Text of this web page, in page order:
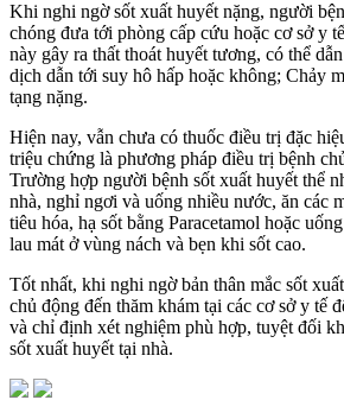
Khi nghi ngờ sốt xuất huyết nặng, người
chóng đưa tới phòng cấp cứu hoặc cơ sở y
này gây ra thất thoát huyết tương, có thể
dịch dẫn tới suy hô hấp hoặc không; Chảy
tạng nặng.
Hiện nay, vẫn chưa có thuốc điều trị đặc
triệu chứng là phương pháp điều trị bệnh
Trường hợp người bệnh sốt xuất huyết thể
nhà, nghỉ ngơi và uống nhiều nước, ăn các
tiêu hóa, hạ sốt bằng Paracetamol hoặc
lau mát ở vùng nách và bẹn khi sốt cao.
Tốt nhất, khi nghi ngờ bản thân mắc sốt
chủ động đến thăm khám tại các cơ sở y tế
và chỉ định xét nghiệm phù hợp, tuyệt đối
sốt xuất huyết tại nhà.